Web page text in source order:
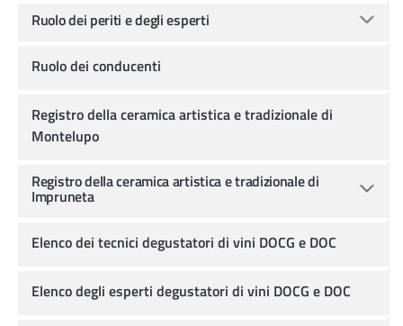
Ruolo dei periti e degli esperti
Ruolo dei conducenti
Registro della ceramica artistica e tradizionale di
Montelupo
Registro della ceramica artistica e tradizionale di
Impruneta
Elenco dei tecnici degustatori di vini DOCG e DOC
Elenco degli esperti degustatori di vini DOCG e DOC